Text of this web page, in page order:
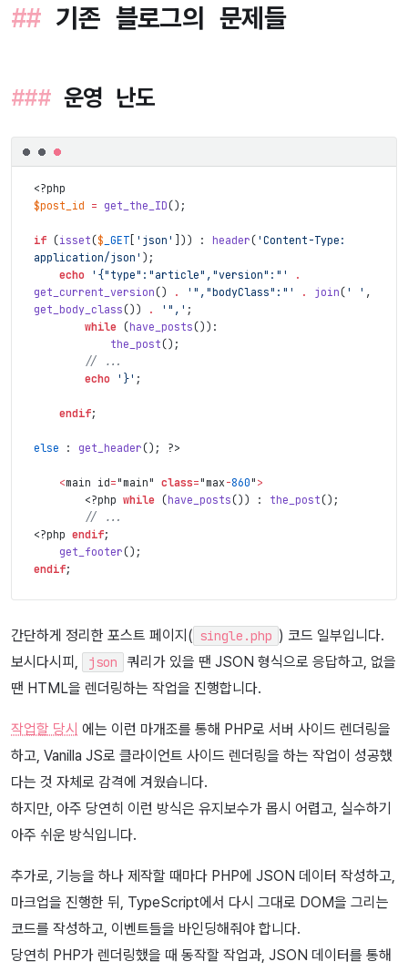
기존 블로그의 문제들
운영 난도
<?php
$post_id = get_the_ID() ;
if (isset($ _GET 'json' ) ) : header( 'Content-Type:
application/json' ) ;
echo '{"type":"article","version":"'
.
get_current_version() . '","bodyClass":"' . join( ' ' ,
get_body_class() ) . '",' ;
while (have_posts() ) :
the_post() ;
// ...
echo '}' ;
endif;
else : get_header() ; ?>
<main id="main" class="max -860" >
<?php while (have_posts() ) : the_post() ;
// ...
<?php endif;
get_footer() ;
endif;
간단하게 정리한 포스트 페이지( single.php ) 코드 일부입니다.
보시다시피,
json
쿼리가 있을 땐 JSON 형식으로 응답하고, 없을
땐 HTML을 렌더링하는 작업을 진행합니다.
작업할 당시 에는 이런 마개조를 통해 PHP로 서버 사이드 렌더링을
하고, Vanilla JS로 클라이언트 사이드 렌더링을 하는 작업이 성공했
다는 것 자체로 감격에 겨웠습니다.
하지만, 아주 당연히 이런 방식은 유지보수가 몹시 어렵고, 실수하기
아주 쉬운 방식입니다.
추가로, 기능을 하나 제작할 때마다 PHP에 JSON 데이터 작성하고,
마크업을 진행한 뒤, TypeScript에서 다시 그대로 DOM을 그리는
코드를 작성하고, 이벤트들을 바인딩해줘야 합니다.
당연히 PHP가 렌더링했을 때 동작할 작업과, JSON 데이터를 통해